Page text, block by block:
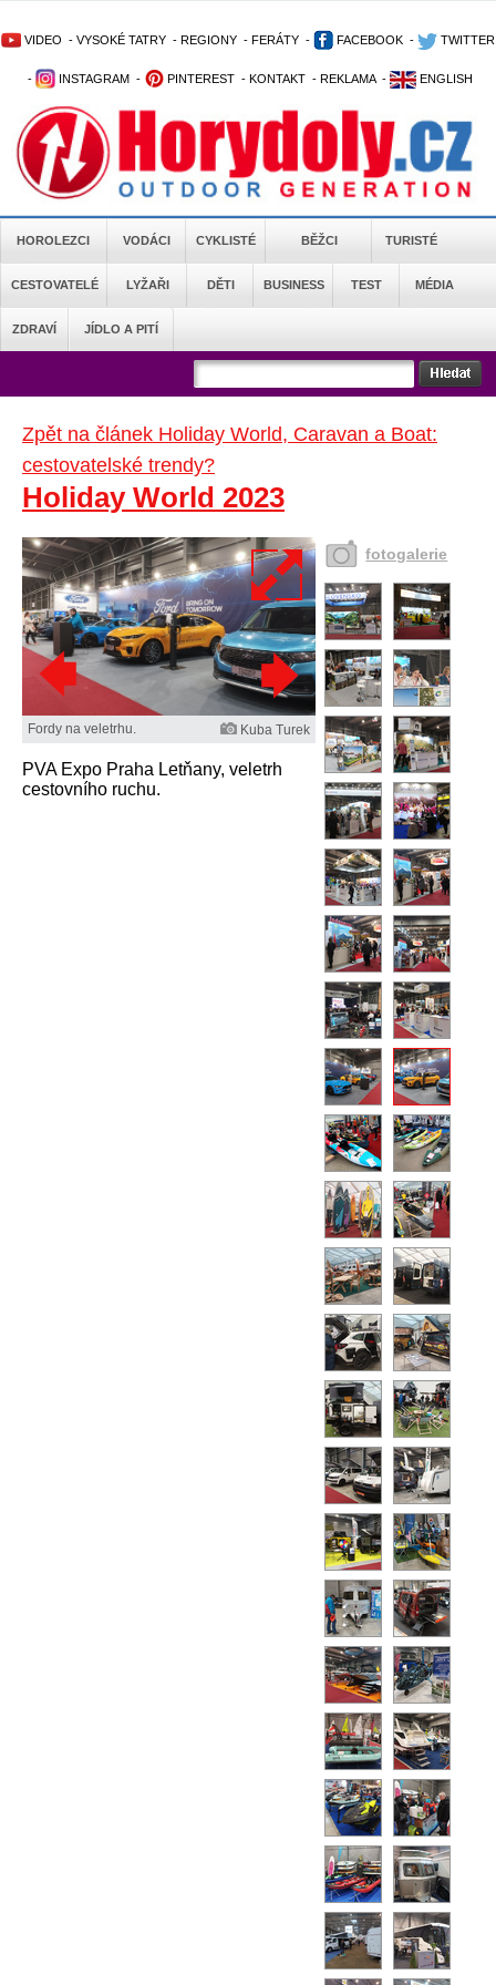
VIDEO - VYSOKÉ TATRY - REGIONY - FERÁTY - FACEBOOK - TWITTER
- INSTAGRAM - PINTEREST - KONTAKT - REKLAMA - ENGLISH
HOROLEZCI VODÁCI CYKLISTÉ BĚŽCI TURISTÉ
CESTOVATELÉ LYŽAŘI DĚTI BUSINESS TEST MÉDIA
ZDRAVÍ JÍDLO A PITÍ
Zpět na článek Holiday World, Caravan a Boat:
cestovatelské trendy?
Holiday World 2023
Fordy na veletrhu. Kuba Turek
PVA Expo Praha Letňany, veletrh
cestovního ruchu.
fotogalerie